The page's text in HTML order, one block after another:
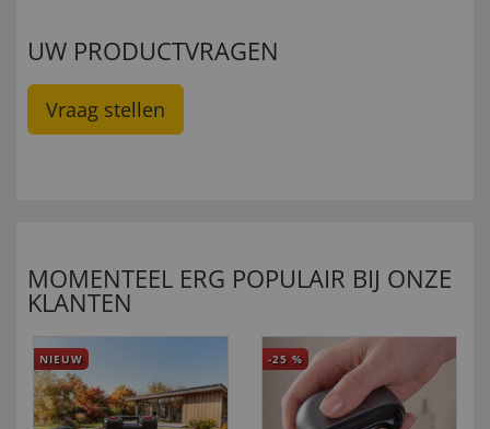
UW PRODUCTVRAGEN
Vraag stellen
MOMENTEEL ERG POPULAIR BIJ ONZE
KLANTEN
NIEUW -25 %